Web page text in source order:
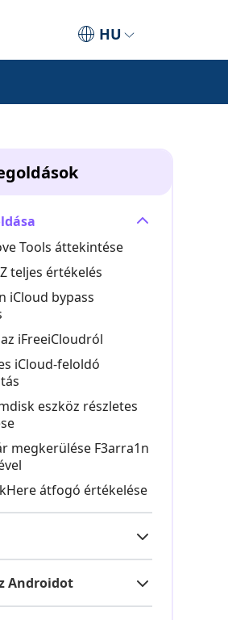
HU
Tools áttekintése
teljes értékelés
iCloud bypass
iFreeiCloudról
iCloud‑feloldó
eszköz részletes
megkerülése F3arra1n
átfogó értékelése
Androidot